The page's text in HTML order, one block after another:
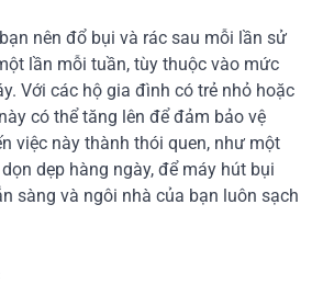
nên đổ bụi và rác sau mỗi lần sử
lần mỗi tuần, tùy thuộc vào mức
Với các hộ gia đình có trẻ nhỏ hoặc
có thể tăng lên để đảm bảo vệ
việc này thành thói quen, như một
dẹp hàng ngày, để máy hút bụi
sàng và ngôi nhà của bạn luôn sạch